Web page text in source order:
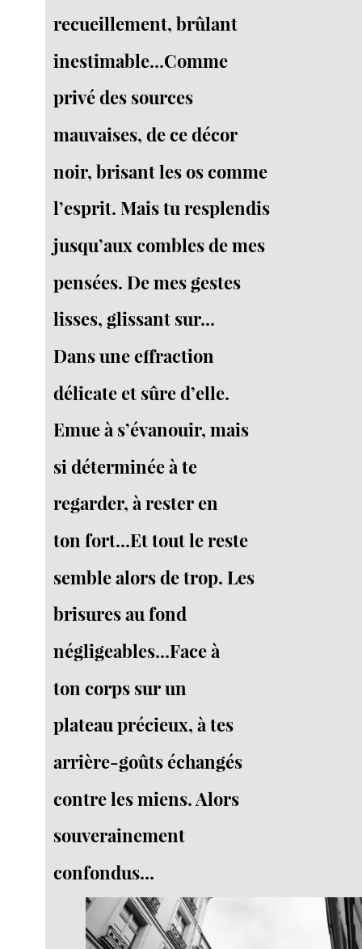
recueillement, brûlant
inestimable...Comme
privé des sources
mauvaises, de ce décor
noir, brisant les os comme
l’esprit. Mais tu resplendis
jusqu’aux combles de mes
pensées. De mes gestes
lisses, glissant sur...
Dans une effraction
délicate et sûre d’elle.
Emue à s’évanouir, mais
si déterminée à te
regarder, à rester en
ton fort...Et tout le reste
semble alors de trop. Les
brisures au fond
négligeables...Face à
ton corps sur un
plateau précieux, à tes
arrière-goûts échangés
contre les miens. Alors
souverainement
confondus...